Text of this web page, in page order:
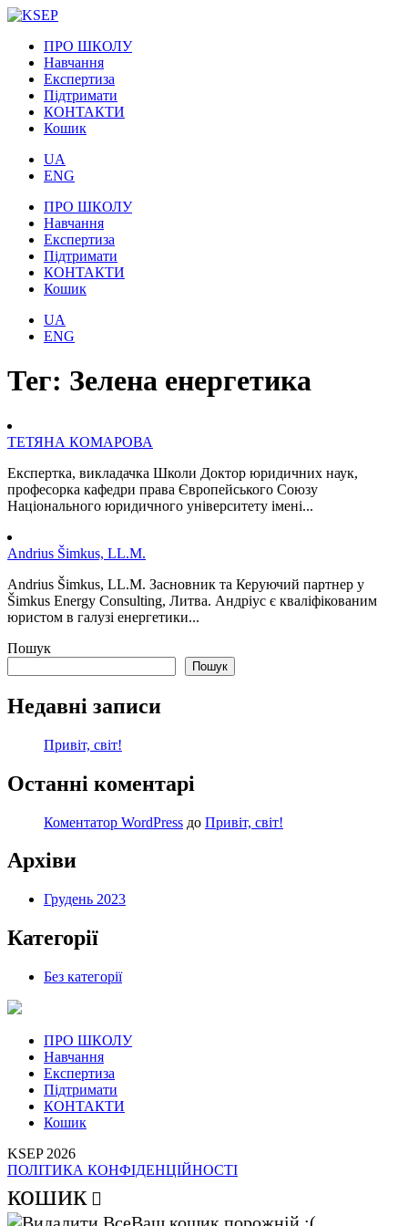
ПРО ШКОЛУ
Навчання
Експертиза
Підтримати
КОНТАКТИ
Кошик
UA
ENG
ПРО ШКОЛУ
Навчання
Експертиза
Підтримати
КОНТАКТИ
Кошик
UA
ENG
Тег: Зелена енергетика
ТЕТЯНА КОМАРОВА
Експертка, викладачка Школи Доктор юридичних наук,
професорка кафедри права Європейського Союзу
Національного юридичного університету імені...
Andrius Šimkus, LL.M.
Andrius Šimkus, LL.M. Засновник та Керуючий партнер у
Šimkus Energy Consulting, Литва. Андріус є кваліфікованим
юристом в галузі енергетики...
Пошук
Пошук
Недавні записи
Привіт, світ!
Останні коментарі
Коментатор WordPress до Привіт, світ!
Архіви
Грудень 2023
Категорії
Без категорії
ПРО ШКОЛУ
Навчання
Експертиза
Підтримати
КОНТАКТИ
Кошик
KSEP 2026
ПОЛІТИКА КОНФІДЕНЦІЙНОСТІ
кошик